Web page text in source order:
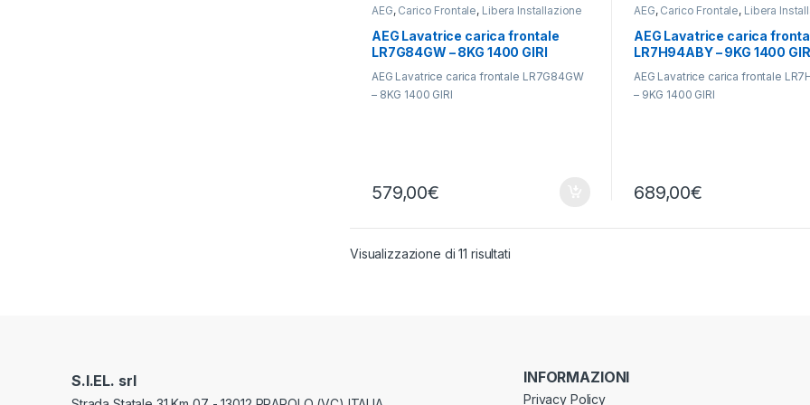
AEG, Carico Frontale, Libera Installazione
AEG Lavatrice carica frontale
LR7G84GW – 8KG 1400 GIRI
AEG Lavatrice carica frontale LR7G84GW
– 8KG 1400 GIRI
579,00€
AEG, Carico Frontale, Libera
AEG Lavatrice carica
LR7H94ABY – 9KG 1400
AEG Lavatrice carica frontale
– 9KG 1400 GIRI
689,00€
Visualizzazione di 11 risultati
S.I.EL. srl INFORMAZIONI
Privacy Policy